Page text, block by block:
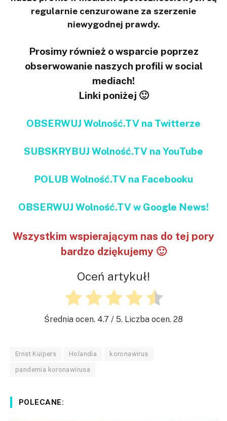
regularnie cenzurowane za szerzenie
niewygodnej prawdy.
Prosimy również o wsparcie poprzez
obserwowanie naszych profili w social
mediach!
Linki poniżej 🙂
OBSERWUJ Wolność.TV na Twitterze
SUBSKRYBUJ Wolność.TV na YouTube
POLUB Wolność.TV na Facebooku
OBSERWUJ Wolność.TV w Google News!
Wszystkim wspierającym nas do tej pory
bardzo dziękujemy 🙂
Oceń artykuł!
Średnia ocen. 4.7 / 5. Liczba ocen. 28
Ernst Kuipers Holandia koronawirus
pandemia koronawirusa
POLECANE: